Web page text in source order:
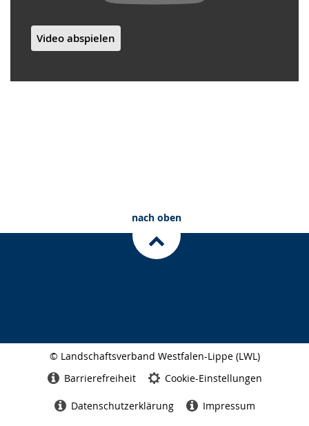
Video abspielen
nach oben
© Landschaftsverband Westfalen-Lippe (LWL)
Barrierefreiheit Cookie-Einstellungen
Datenschutzerklärung Impressum